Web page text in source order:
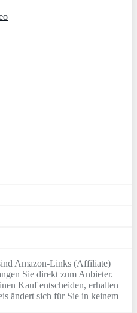
Amazon-Links (Affiliate)
Sie direkt zum Anbieter.
Kauf entscheiden, erhalten
ändert sich für Sie in keinem